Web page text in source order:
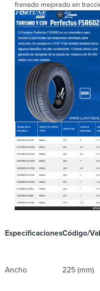
frenado mejorado en
EspecificacionesCódigo/
Ancho 225 (mm)